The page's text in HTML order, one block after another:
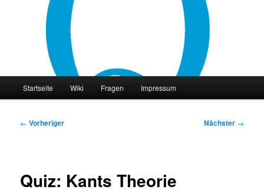
philocast
Startseite Wiki Fragen Impressum
Beitragsnavigation
← Vorheriger Nächster →
Quiz: Kants Theorie